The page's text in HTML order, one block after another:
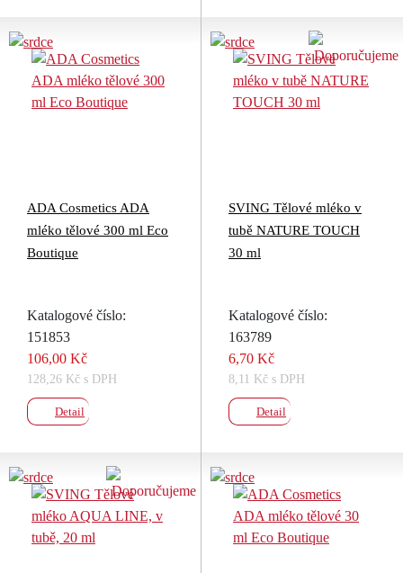
ADA Cosmetics ADA
mléko tělové 300 ml Eco
Boutique
Katalogové číslo:
151853
106,00 Kč
128,26 Kč s DPH
Detail
SVING Tělové mléko v
tubě NATURE TOUCH
30 ml
Katalogové číslo:
163789
6,70 Kč
8,11 Kč s DPH
Detail